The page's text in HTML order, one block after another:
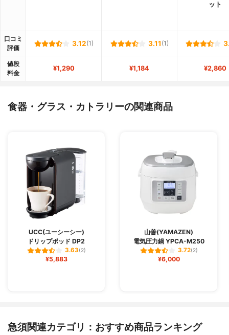
ット
口コミ
評価
3.12(1) 3.11 (1)
値段
料金
¥1,290 ¥1,184 ¥2,860
食器・グラス・カトラリーの関連商品
UCC(ユーシーシー)
ドリップポッド DP2
3.63(2)
¥5,883
山善(YAMAZEN)
電気圧力鍋 YPCA-M250
3.72(2)
¥6,000
急須関連カテゴリ：おすすめ商品ランキング